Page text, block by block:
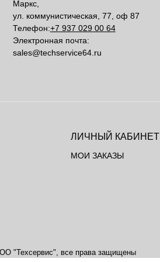
Маркс,
ул. коммунистическая, 77, оф 87
Телефон:+7 937 029 00 64
Электронная почта:
sales@techservice64.ru
ЛИЧНЫЙ КАБИНЕТ
МОИ ЗАКАЗЫ
"Техсервис", все права защищены